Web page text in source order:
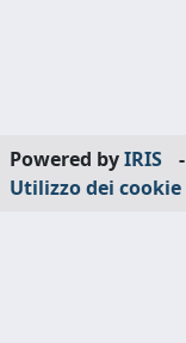
Powered byIRIS -
Utilizzo dei cookie